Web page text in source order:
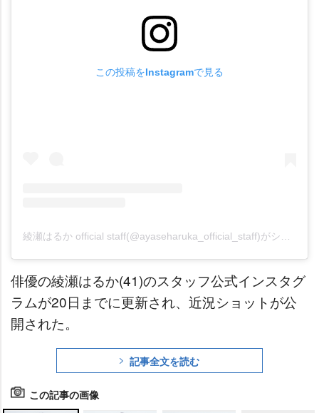
この投稿をInstagramで見る
綾瀬はるか official staff(@ayaseharuka_official_staff)がシェアした投稿
俳優の綾瀬はるか(41)のスタッフ公式インスタグ
ラムが20日までに更新され、近況ショットが公
開された。
記事全文を読む
この記事の画像